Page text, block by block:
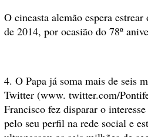
O cineasta alemão espera
de 2014, por ocasião do 78º
4. O Papa já soma mais de seis
Twitter (www. twitter.com/
Francisco fez disparar o
pelo seu perfil na rede social e